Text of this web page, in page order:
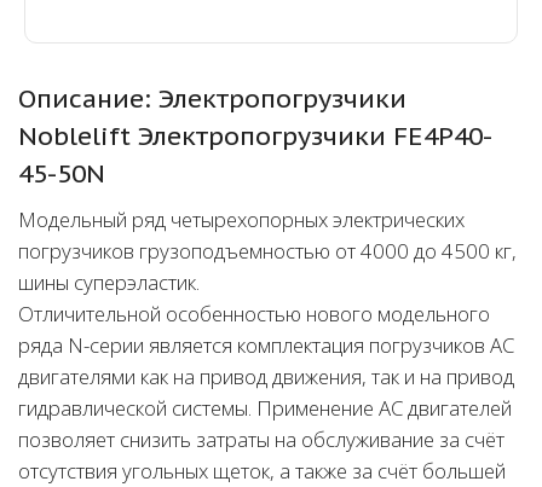
Описание: Электропогрузчики
Noblelift Электропогрузчики FE4P40-
45-50N
Модельный ряд четырехопорных электрических
погрузчиков грузоподъемностью от 4000 до 4500 кг,
шины суперэластик.
Отличительной особенностью нового модельного
ряда N-серии является комплектация погрузчиков АС
двигателями как на привод движения, так и на привод
гидравлической системы. Применение АС двигателей
позволяет снизить затраты на обслуживание за счёт
отсутствия угольных щеток, а также за счёт большей